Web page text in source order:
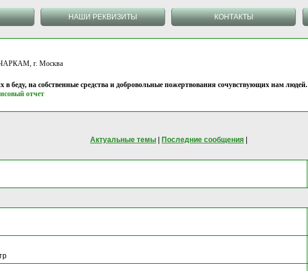
НАШИ РЕКВИЗИТЫ КОНТАКТЫ
г. Москва
беду, на собственные средства и добровольные пожертвования сочувствующих нам людей.
отчет
Актуальные темы Последние сообщения